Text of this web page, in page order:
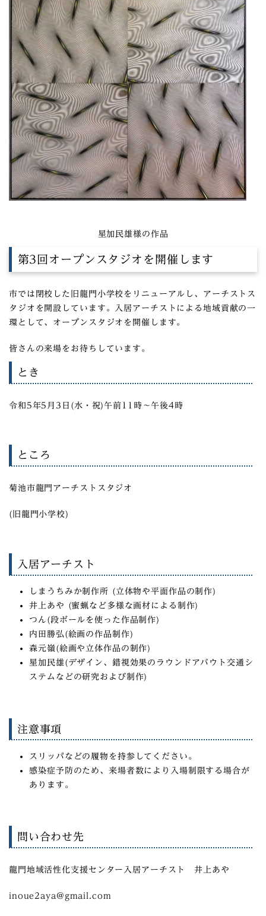
星加民雄様の作品
第3回オープンスタジオを開催します
市では閉校した旧龍門小学校をリニューアルし、アーチストス
タジオを開設しています。入居アーチストによる地域貢献の一
環として、オープンスタジオを開催します。
皆さんの来場をお待ちしています。
とき
令和5年5月3日(水・祝)午前11時〜午後4時
ところ
菊池市龍門アーチストスタジオ
(旧龍門小学校)
入居アーチスト
しまうちみか制作所 (立体物や平面作品の制作)
井上あや (蜜蝋など多様な画材による制作)
つん(段ボールを使った作品制作)
内田勝弘(絵画の作品制作)
森元嶺(絵画や立体作品の制作)
星加民雄(デザイン、錯視効果のラウンドアバウト交通シ
ステムなどの研究および制作)
注意事項
スリッパなどの履物を持参してください。
感染症予防のため、来場者数により入場制限する場合が
あります。
問い合わせ先
龍門地域活性化支援センター入居アーチスト 井上あや
inoue2aya@gmail.com